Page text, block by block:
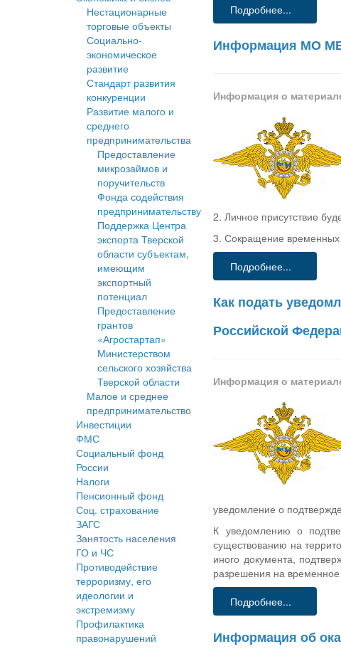
Нестационарные
торговые объекты
Социально-
экономическое
развитие
Стандарт развития
конкуренции
Развитие малого и
среднего
предпринимательства
Предоставление
микрозаймов и
поручительств
Фонда содействия
предпринимательству
Поддержка Центра
экспорта Тверской
области субъектам,
имеющим
экспортный
потенциал
Предоставление
грантов
«Агростартап»
Министерством
сельского хозяйства
Тверской области
Малое и среднее
предпринимательство
Инвестиции
ФМС
Социальный фонд
России
Налоги
Пенсионный фонд
Соц. страхование
ЗАГС
Занятость населения
ГО и ЧС
Противодействие
терроризму, его
идеологии и
экстремизму
Профилактика
правонарушений
Подробнее...
Информация МО
Информация о
2. Личное присутствие
3. Сокращение временных
Подробнее...
Как подать
Российской
Информация о
уведомление о
К уведомлению о
существованию на
иного документа,
разрешения на
Подробнее...
Информация об